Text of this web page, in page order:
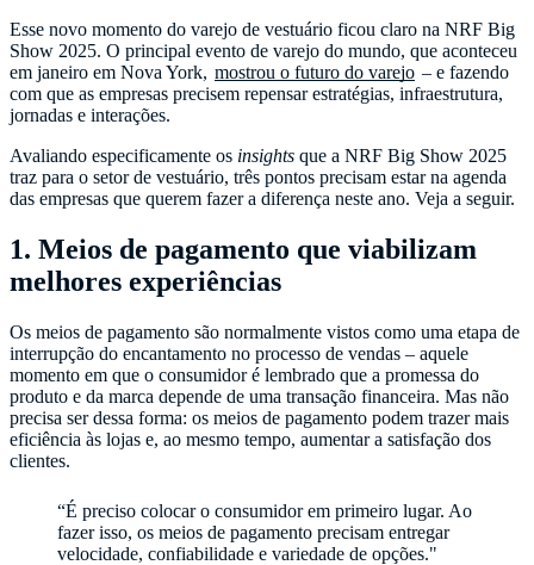
Esse novo momento do varejo de vestuário ficou claro na NRF Big
Show 2025. O principal evento de varejo do mundo, que aconteceu
em janeiro em Nova York, mostrou o futuro do varejo – e fazendo
com que as empresas precisem repensar estratégias, infraestrutura,
jornadas e interações.
Avaliando especificamente os insights que a NRF Big Show 2025
traz para o setor de vestuário, três pontos precisam estar na agenda
das empresas que querem fazer a diferença neste ano. Veja a seguir.
1. Meios de pagamento que viabilizam
melhores experiências
Os meios de pagamento são normalmente vistos como uma etapa de
interrupção do encantamento no processo de vendas – aquele
momento em que o consumidor é lembrado que a promessa do
produto e da marca depende de uma transação financeira. Mas não
precisa ser dessa forma: os meios de pagamento podem trazer mais
eficiência às lojas e, ao mesmo tempo, aumentar a satisfação dos
clientes.
“É preciso colocar o consumidor em primeiro lugar. Ao
fazer isso, os meios de pagamento precisam entregar
velocidade, confiabilidade e variedade de opções."